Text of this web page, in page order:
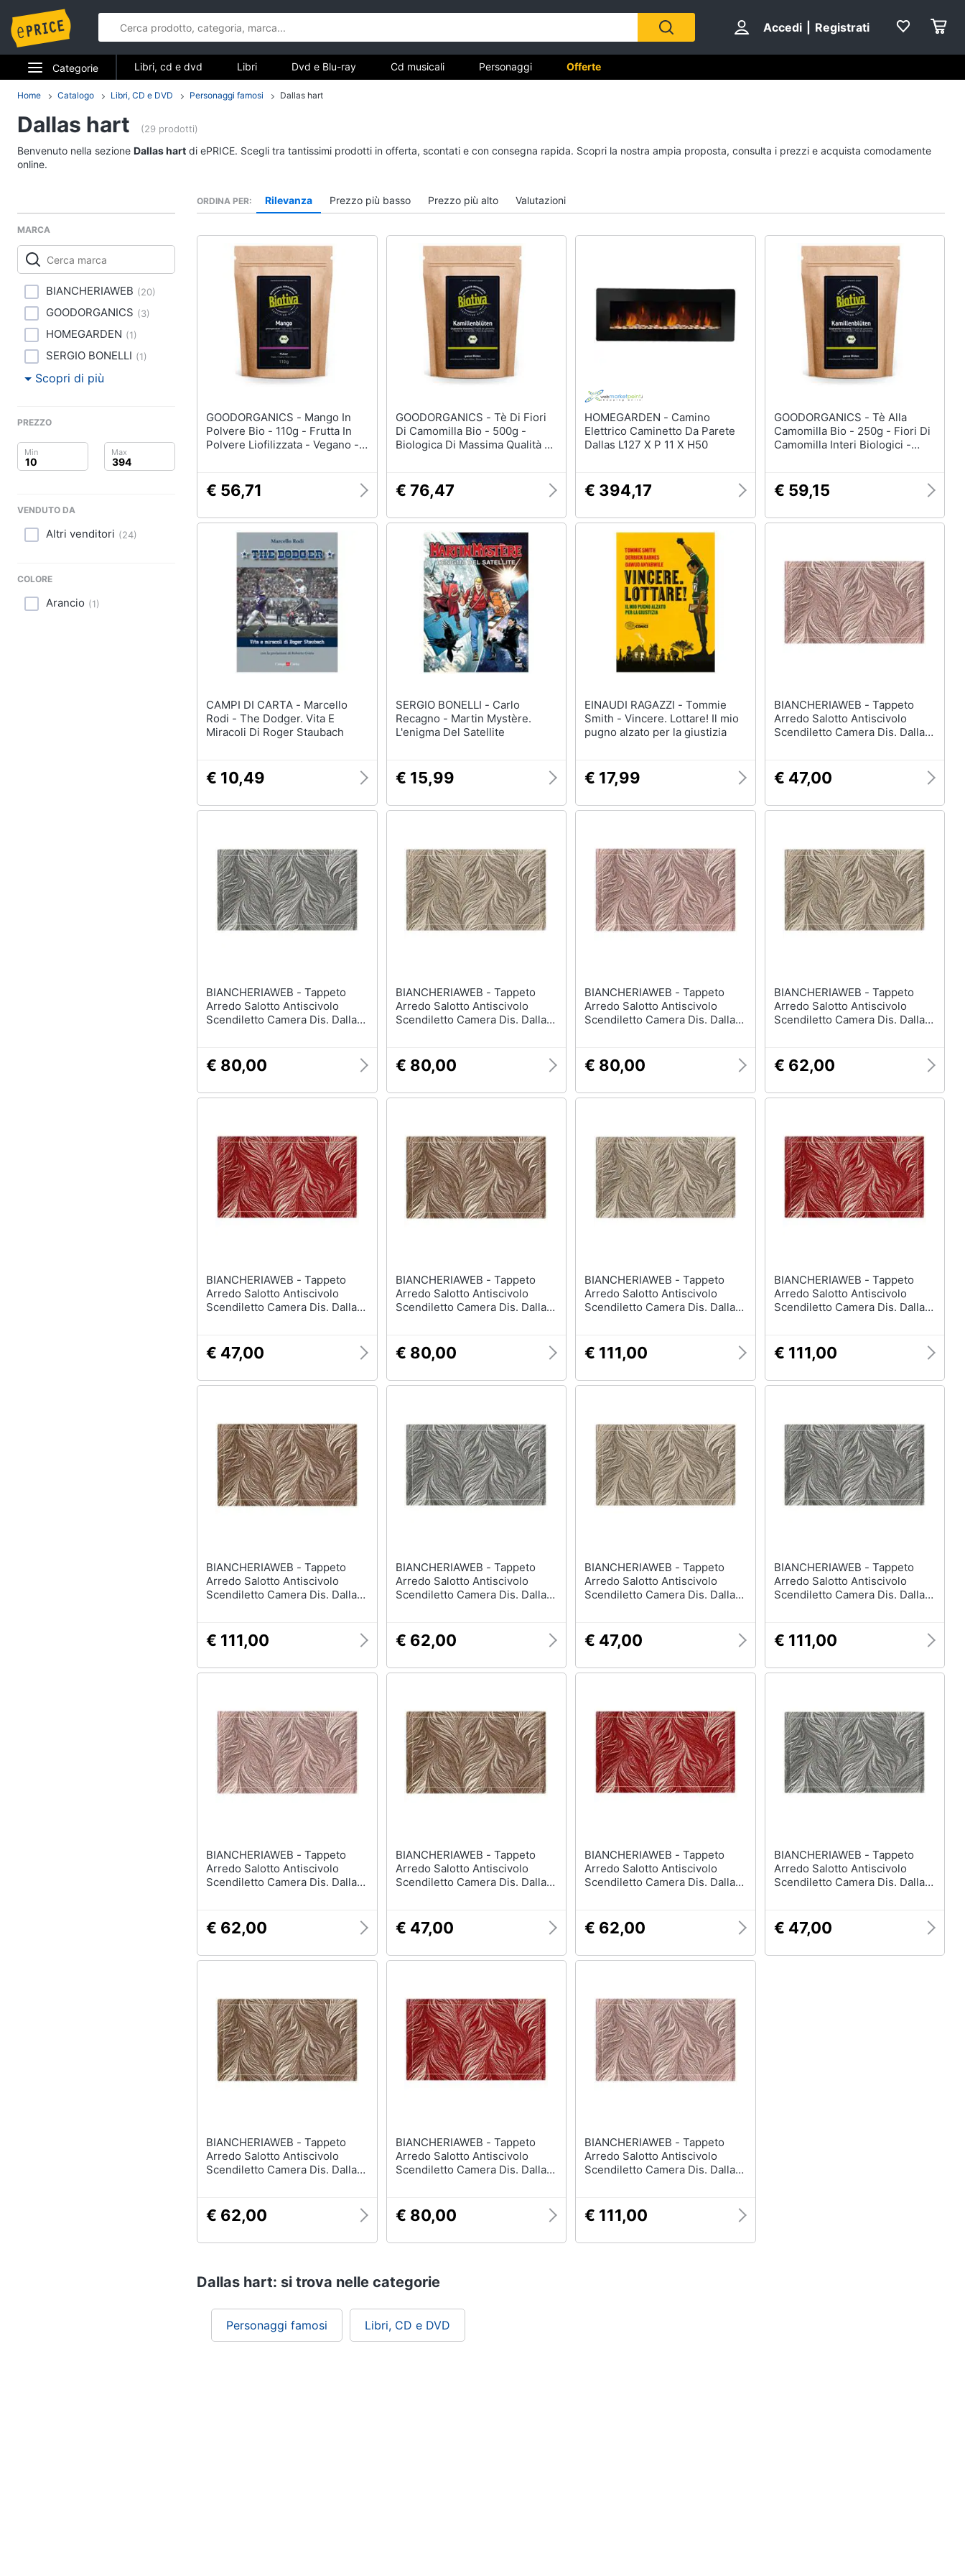
Accedi Registrati
Categorie
Elettrodomestici
Informatica
Videogiochi
Audio e musica
Arredo
Brico e Giardinaggio
Prima infanzia
Libri, cd e dvd
Libri di Cucina
Architettura
Vedi tutti
Walt disney film
Musica Leggera
Libri, cd e dvd Libri Dvd e Blu-ray Cd musicali Personaggi Offerte
Home Catalogo Libri, CD e DVD Personaggi famosi Dallas hart
Dallas hart (29 prodotti)
Benvenuto nella sezione Dallas hart di ePRICE. Scegli tra tantissimi prodotti in offerta, scontati e con consegna rapida. Scopri la nostra ampia proposta, consulta i prezzi e acquista comodamente
online.
MARCA
BIANCHERIAWEB (20)
GOODORGANICS (3)
HOMEGARDEN (1)
SERGIO BONELLI (1)
Scopri di più
PREZZO
VENDUTO DA
Altri venditori (24)
COLORE
Arancio (1)
ORDINA PER Rilevanza Prezzo più basso Prezzo più alto Valutazioni
GOODORGANICS - Mango In
Polvere Bio - 110g - Frutta In
Polvere Liofilizzata - Vegano -
Germania (de-eco-005)
€ 56,71
GOODORGANICS - Tè Di Fiori
Di Camomilla Bio - 500g -
Biologica Di Massima Qualità -
E Controllato In Germania (de-
eco-005)
€ 76,47
HOMEGARDEN - Camino
Elettrico Caminetto Da Parete
Dallas L127 X P 11 X H50
€ 394,17
GOODORGANICS - Tè Alla
Camomilla Bio - 250g - Fiori Di
Camomilla Interi Biologici -
€ 59,15
CAMPI DI CARTA - Marcello
Rodi - The Dodger. Vita E
Miracoli Di Roger Staubach
€ 10,49
SERGIO BONELLI - Carlo
Recagno - Martin Mystère.
L'enigma Del Satellite
€ 15,99
EINAUDI RAGAZZI - Tommie
Smith - Vincere. Lottare! Il mio
pugno alzato per la giustizia
€ 17,99
BIANCHERIAWEB - Tappeto
Arredo Salotto Antiscivolo
Scendiletto Camera Dis. Dallas
€ 47,00
BIANCHERIAWEB - Tappeto
Arredo Salotto Antiscivolo
Scendiletto Camera Dis. Dallas
€ 80,00
BIANCHERIAWEB - Tappeto
Arredo Salotto Antiscivolo
Scendiletto Camera Dis. Dallas
€ 80,00
BIANCHERIAWEB - Tappeto
Arredo Salotto Antiscivolo
Scendiletto Camera Dis. Dallas
€ 80,00
BIANCHERIAWEB - Tappeto
Arredo Salotto Antiscivolo
Scendiletto Camera Dis. Dallas
€ 62,00
BIANCHERIAWEB - Tappeto
Arredo Salotto Antiscivolo
Scendiletto Camera Dis. Dallas
€ 47,00
BIANCHERIAWEB - Tappeto
Arredo Salotto Antiscivolo
Scendiletto Camera Dis. Dallas
€ 80,00
BIANCHERIAWEB - Tappeto
Arredo Salotto Antiscivolo
Scendiletto Camera Dis. Dallas
€ 111,00
BIANCHERIAWEB - Tappeto
Arredo Salotto Antiscivolo
Scendiletto Camera Dis. Dallas
€ 111,00
BIANCHERIAWEB - Tappeto
Arredo Salotto Antiscivolo
Scendiletto Camera Dis. Dallas
€ 111,00
BIANCHERIAWEB - Tappeto
Arredo Salotto Antiscivolo
Scendiletto Camera Dis. Dallas
€ 62,00
BIANCHERIAWEB - Tappeto
Arredo Salotto Antiscivolo
Scendiletto Camera Dis. Dallas
€ 47,00
BIANCHERIAWEB - Tappeto
Arredo Salotto Antiscivolo
Scendiletto Camera Dis. Dallas
€ 111,00
BIANCHERIAWEB - Tappeto
Arredo Salotto Antiscivolo
Scendiletto Camera Dis. Dallas
€ 62,00
BIANCHERIAWEB - Tappeto
Arredo Salotto Antiscivolo
Scendiletto Camera Dis. Dallas
€ 47,00
BIANCHERIAWEB - Tappeto
Arredo Salotto Antiscivolo
Scendiletto Camera Dis. Dallas
€ 62,00
BIANCHERIAWEB - Tappeto
Arredo Salotto Antiscivolo
Scendiletto Camera Dis. Dallas
€ 47,00
BIANCHERIAWEB - Tappeto
Arredo Salotto Antiscivolo
Scendiletto Camera Dis. Dallas
€ 62,00
BIANCHERIAWEB - Tappeto
Arredo Salotto Antiscivolo
Scendiletto Camera Dis. Dallas
€ 80,00
BIANCHERIAWEB - Tappeto
Arredo Salotto Antiscivolo
Scendiletto Camera Dis. Dallas
€ 111,00
Dallas hart: si trova nelle categorie
Personaggi famosi Libri, CD e DVD